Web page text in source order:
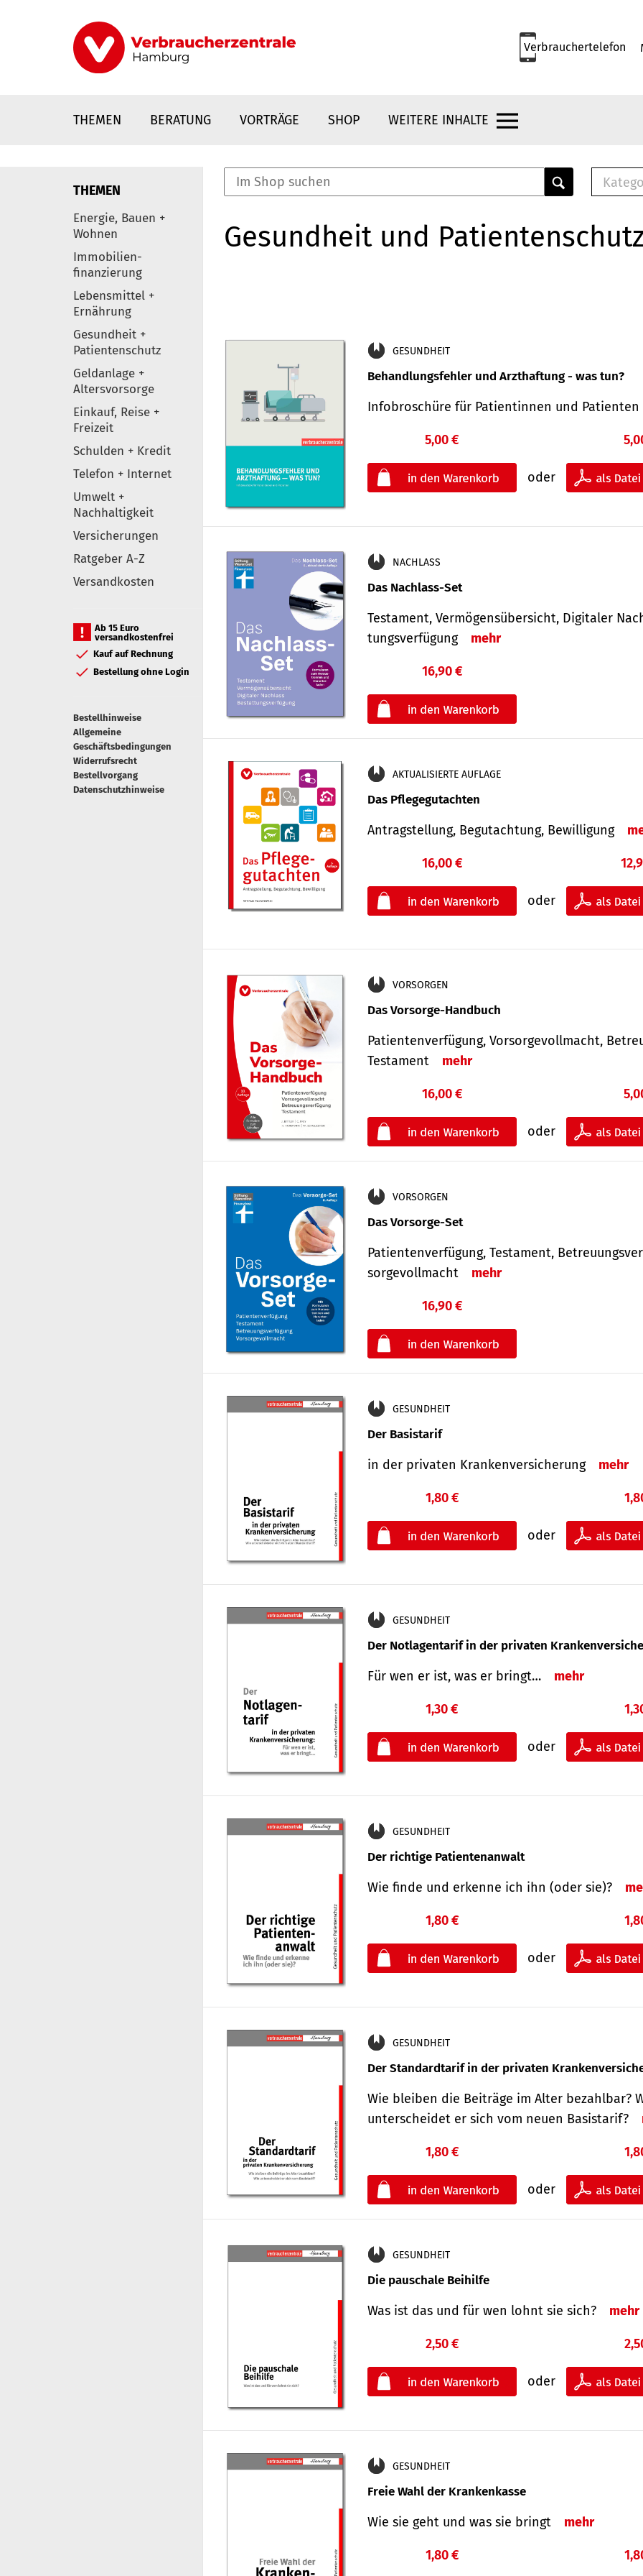
Verbrauchertelefon
THEMEN BERATUNG VORTRÄGE SHOP WEITERE INHALTE
Elemente
THEMEN
Energie, Bauen +
Wohnen
Immobilien-
finanzierung
Lebensmittel +
Ernährung
Gesundheit +
Patientenschutz
Geldanlage +
Altersvorsorge
Einkauf, Reise +
Freizeit
Schulden + Kredit
Telefon + Internet
Umwelt +
Nachhaltigkeit
Versicherungen
Ratgeber A-Z
Versandkosten
Ab 15 Euro
versandkostenfrei
Kauf auf Rechnung
Bestellung ohne Login
Bestellhinweise
Allgemeine
Geschäftsbedingungen
Widerrufsrecht
Bestellvorgang
Datenschutzhinweise
E-
Gesundheit und
GESUNDHEIT
Behandlungsfehler und Arzthaftung - was tun?
Infobroschüre für Patientinnen und
5,00 €
oder
NACHLASS
Das Nachlass-Set
Testament, Vermögens­übersicht, Digitaler
tungs­ver­fügung
mehr
16,90 €
AKTUALISIERTE AUFLAGE
Das Pflegegutachten
Antragstellung, Begutachtung, Bewilligung
16,00 €
oder
VORSORGEN
Das Vorsorge-Handbuch
Patientenverfügung, Vorsorgevollmacht,
Testament
mehr
16,00 €
oder
VORSORGEN
Das Vorsorge-Set
Patienten­ver­fügung, Testa­ment,
sorge­voll­macht
mehr
16,90 €
GESUNDHEIT
Der Basistarif
in der privaten Kran­ken­ver­siche­rung mehr
1,80 €
oder
GESUNDHEIT
Der Notlagentarif in der privaten
Für wen er ist, was er bringt… mehr
1,30 €
oder
GESUNDHEIT
Der richtige Patientenanwalt
Wie finde und erkenne ich ihn (oder sie)?
1,80 €
oder
GESUNDHEIT
Der Standard­tarif in der privaten
Wie bleiben die Beiträge im Alter bezahlbar?
unterscheidet er sich vom neuen Basistarif?
1,80 €
oder
GESUNDHEIT
Die pauschale Beihilfe
Was ist das und für wen lohnt sie sich? mehr
2,50 €
oder
GESUNDHEIT
Freie Wahl der Krankenkasse
Wie sie geht und was sie bringt mehr
1,80 €